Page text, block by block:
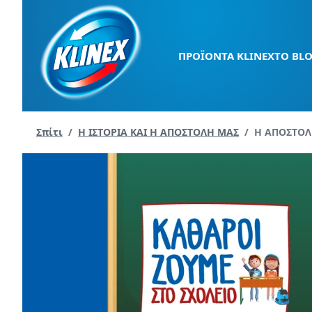
περιεχόμενο
ΠΡΟΪΟΝΤΑ KLINEXΤΟ
Σπίτι / Η ΙΣΤΟΡΙΑ ΚΑΙ Η ΑΠΟΣΤΟΛΗ ΜΑΣ / Current
Η